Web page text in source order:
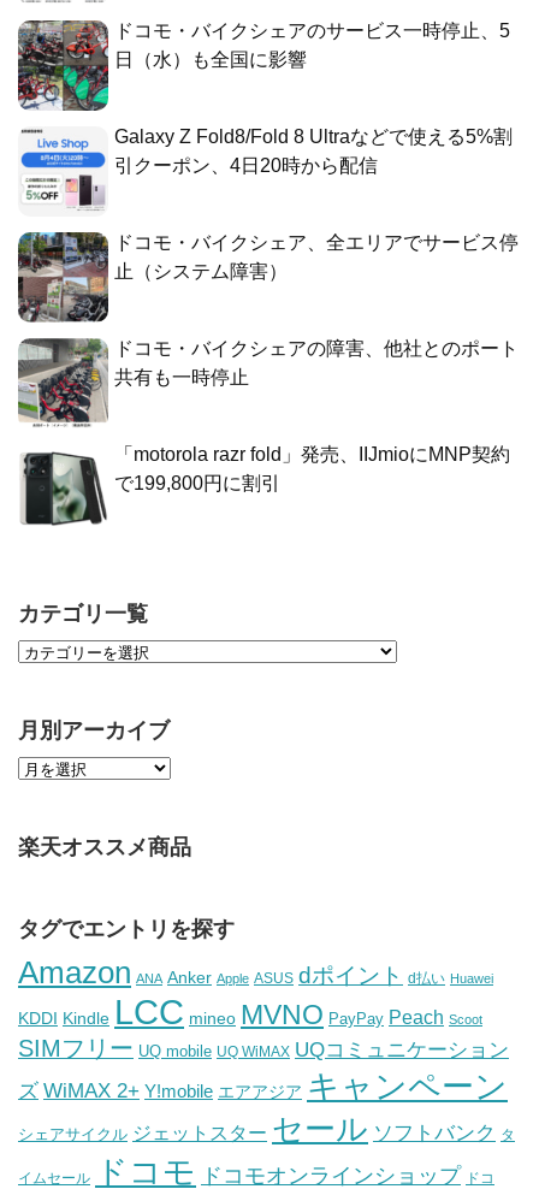
ドコモ・バイクシェアのサービス一時停止、5
日（水）も全国に影響
Galaxy Z Fold8/Fold 8 Ultraなどで使える5%割
引クーポン、4日20時から配信
ドコモ・バイクシェア、全エリアでサービス停
止（システム障害）
ドコモ・バイクシェアの障害、他社とのポート
共有も一時停止
「motorola razr fold」発売、IIJmioにMNP契約
で199,800円に割引
カテゴリ一覧
月別アーカイブ
楽天オススメ商品
タグでエントリを探す
Amazon ANA Anker Apple ASUS dポイント d払い Huawei
KDDI Kindle LCC mineo MVNO PayPay Peach Scoot
SIMフリー UQ mobile UQ WiMAX UQコミュニケーション
ズ WiMAX 2+ Y!mobile エアアジア キャンペーン
シェアサイクル ジェットスター セール ソフトバンク タ
イムセール ドコモ ドコモオンラインショップ ドコ